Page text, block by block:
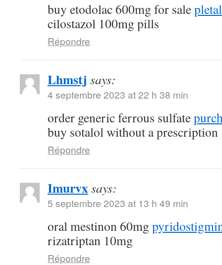
buy etodolac 600mg for sale
cilostazol 100mg pills
Répondre
Lhmstj says:
4 septembre 2023 at 22 h 38 min
order generic ferrous sulfate
buy sotalol without a prescription
Répondre
Imurvxsays:
5 septembre 2023 at 13 h 49 min
oral mestinon 60mg
rizatriptan 10mg
Répondre